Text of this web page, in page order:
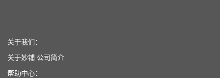
关于我们：
关于妙铺 公司简介
帮助中心：